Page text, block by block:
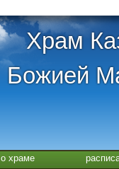
Храм
Божией
о храме